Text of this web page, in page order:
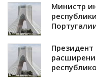
Министр